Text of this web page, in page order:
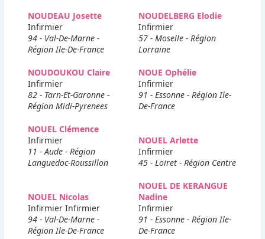
NOUDEAU Josette
Infirmier
94 - Val-De-Marne -
Région Ile-De-France
NOUDELBERG Elodie
Infirmier
57 - Moselle - Région
Lorraine
NOUDOUKOU Claire
Infirmier
82 - Tarn-Et-Garonne -
Région Midi-Pyrenees
NOUE Ophélie
Infirmier
91 - Essonne - Région Ile-
De-France
NOUEL Clémence
Infirmier
11 - Aude - Région
Languedoc-Roussillon
NOUEL Arlette
Infirmier
45 - Loiret - Région Centre
NOUEL Nicolas
Infirmier Infirmier
94 - Val-De-Marne -
Région Ile-De-France
NOUEL DE KERANGUE
Nadine
Infirmier
91 - Essonne - Région Ile-
De-France